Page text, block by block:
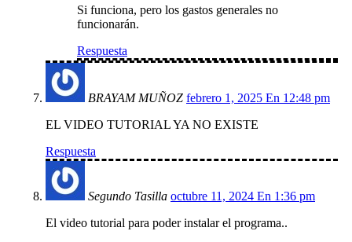
Si funciona, pero los gastos generales no
funcionarán.
Respuesta
BRAYAM MUÑOZ febrero 1, 2025 En 12:48 pm
EL VIDEO TUTORIAL YA NO EXISTE
Respuesta
Segundo Tasilla octubre 11, 2024 En 1:36 pm
El video tutorial para poder instalar el programa..